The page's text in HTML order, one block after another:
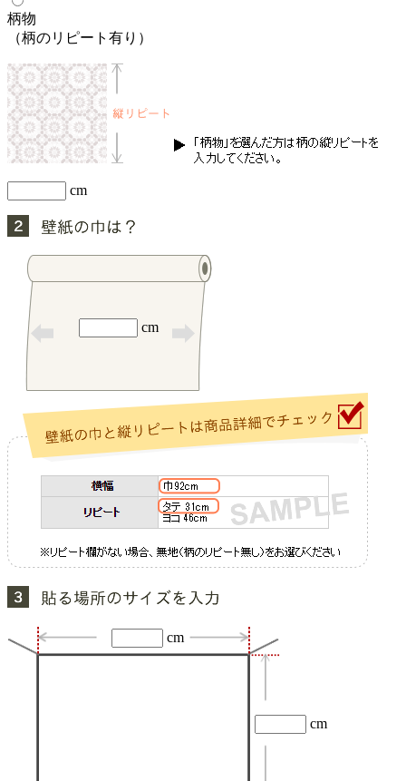
柄物
（柄のリピート有り）
cm
cm
cm
cm